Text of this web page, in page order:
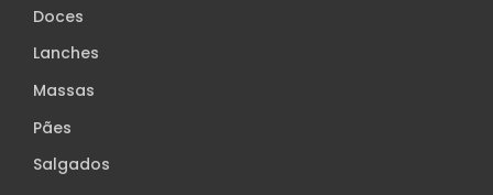
Doces
Lanches
Massas
Pães
Salgados